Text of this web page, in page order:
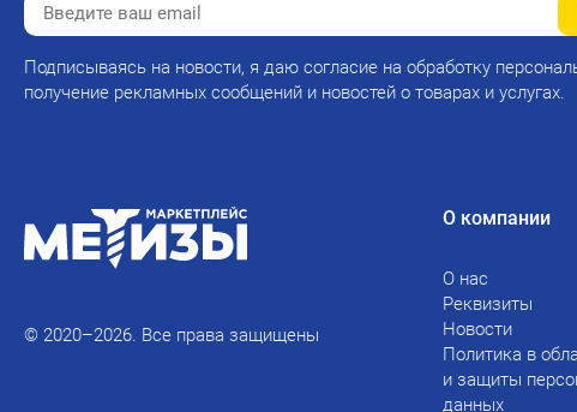
Подписываясь на новости, я даю согласие на обработку
получение рекламных сообщений и новостей о товарах и услугах.
© 2020–2026. Все права защищены
О компании
О нас
Реквизиты
Новости
Политика в
и защиты
данных